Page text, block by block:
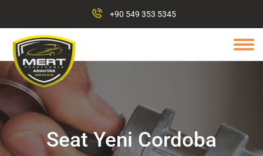
+90 549 353 5345
Seat Yeni Cordoba